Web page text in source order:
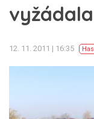
12. 11. 2011 | 16:35